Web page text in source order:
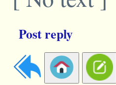
Post reply